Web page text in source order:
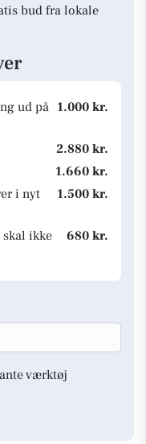
bud fra lokale
ud på 1.000 kr.
2.880 kr.
1.660 kr.
i nyt
1.500 kr.
ikke
680 kr.
værktøj